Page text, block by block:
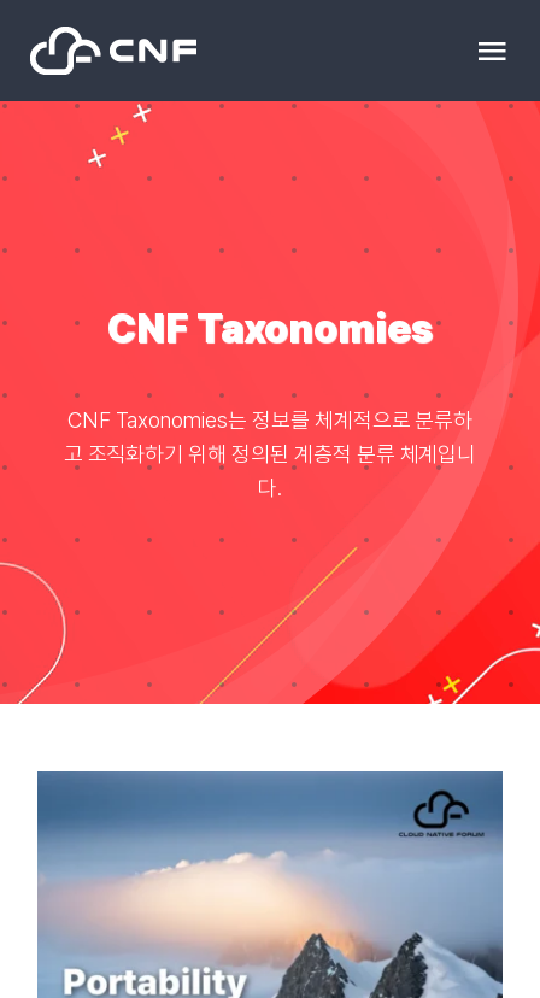
content
Resource
블로그
Taxonomies
Search
CNF Taxonomies
CNF Taxonomies는 정보를 체계적으로 분류하
고 조직화하기 위해 정의된 계층적 분류 체계입니
다.